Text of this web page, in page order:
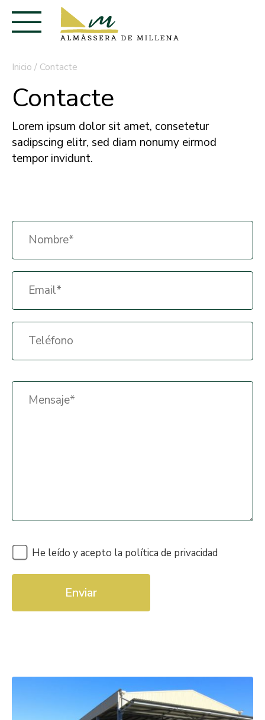
Inicio / Contacte
Contacte
Lorem ipsum dolor sit amet, consetetur
sadipscing elitr, sed diam nonumy eirmod
tempor invidunt.
He leído y acepto la política de privacidad